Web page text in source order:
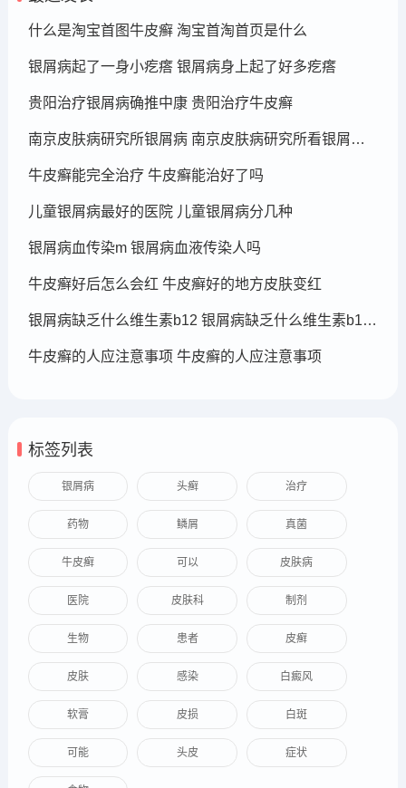
什么是淘宝首图牛皮癣 淘宝首淘首页是什么
银屑病起了一身小疙瘩 银屑病身上起了好多疙瘩
贵阳治疗银屑病确推中康 贵阳治疗牛皮癣
南京皮肤病研究所银屑病 南京皮肤病研究所看银屑病哪个医生厉害
牛皮癣能完全治疗 牛皮癣能治好了吗
儿童银屑病最好的医院 儿童银屑病分几种
银屑病血传染m 银屑病血液传染人吗
牛皮癣好后怎么会红 牛皮癣好的地方皮肤变红
银屑病缺乏什么维生素b12 银屑病缺乏什么维生素b12可以补充
牛皮癣的人应注意事项 牛皮癣的人应注意事项
标签列表
银屑病 头癣 治疗
药物 鳞屑 真菌
牛皮癣 可以 皮肤病
医院 皮肤科 制剂
生物 患者 皮癣
皮肤 感染 白癜风
软膏 皮损 白斑
可能 头皮 症状